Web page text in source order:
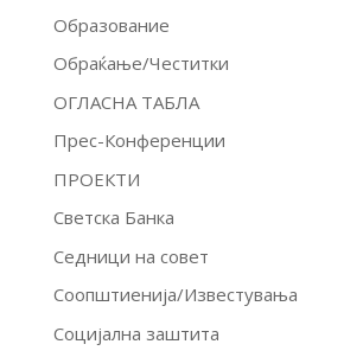
Образование
Обраќање/Честитки
ОГЛАСНА ТАБЛА
Прес-Конференции
ПРОЕКТИ
Светска Банка
Седници на совет
Соопштиенија/Известувања
Социјална заштита